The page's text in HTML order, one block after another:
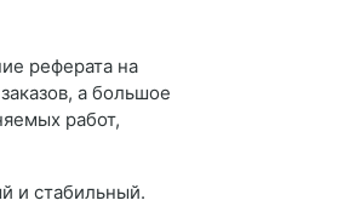
реферата на
а большое
работ,
и стабильный.